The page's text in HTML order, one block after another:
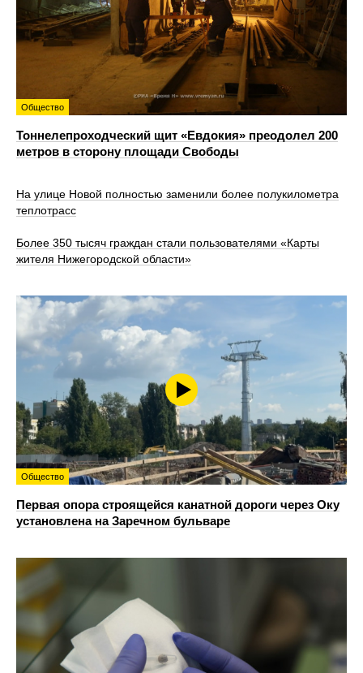
Общество
Тоннелепроходческий щит «Евдокия» преодолел 200
метров в сторону площади Свободы
На улице Новой полностью заменили более полукилометра
теплотрасс
Более 350 тысяч граждан стали пользователями «Карты
жителя Нижегородской области»
Общество
Первая опора строящейся канатной дороги через Оку
установлена на Заречном бульваре